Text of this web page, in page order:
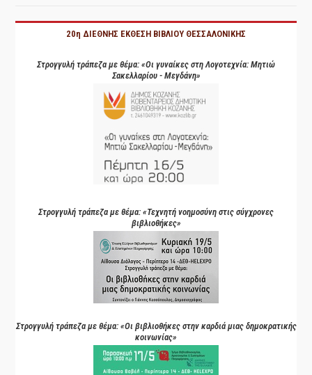
20η ΔΙΕΘΝΗΣ ΕΚΘΕΣΗ ΒΙΒΛΙΟΥ ΘΕΣΣΑΛΟΝΙΚΗΣ
Στρογγυλή τράπεζα με θέμα: «Οι γυναίκες στη Λογοτεχνία: Μητιώ
Σακελλαρίου - Μεγδάνη»
Στρογγυλή τράπεζα με θέμα: «Τεχνητή νοημοσύνη στις σύγχρονες
βιβλιοθήκες»
Στρογγυλή τράπεζα με θέμα: «Οι βιβλιοθήκες στην καρδιά μιας δημοκρατικής
κοινωνίας»